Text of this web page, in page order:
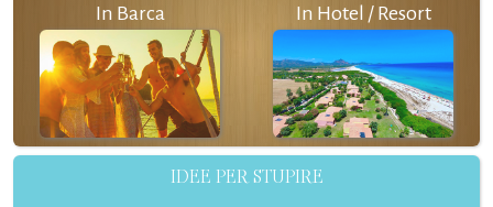
In Barca In Hotel / Resort
IDEE PER STUPIRE